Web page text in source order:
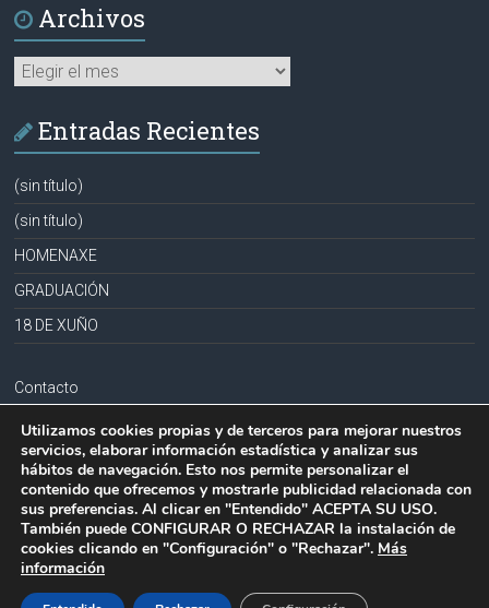
Archivos
Archivos
Entradas Recientes
(sin título)
(sin título)
HOMENAXE
GRADUACIÓN
18 DE XUÑO
Contacto
Aviso legal
Política de privacidad
Política de cookies
Copyright © 2026
Todos los derechos reservados.
Utilizamos cookies propias y de terceros para mejorar nuestros
servicios, elaborar información estadística y analizar sus
hábitos de navegación. Esto nos permite personalizar el
contenido que ofrecemos y mostrarle publicidad relacionada con
sus preferencias. Al clicar en "Entendido" ACEPTA SU USO.
También puede CONFIGURAR O RECHAZAR la instalación de
cookies clicando en "Configuración" o "Rechazar". Más
información